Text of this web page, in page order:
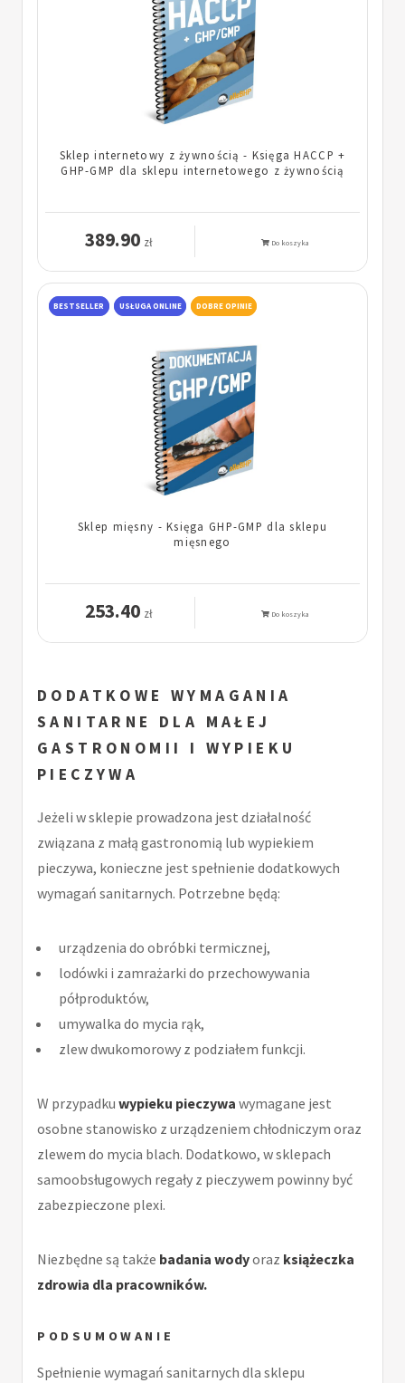
Sklep internetowy z żywnością - Księga HACCP +
GHP-GMP dla sklepu internetowego z żywnością
389.90 zł Do koszyka
BESTSELLER USŁUGA ONLINE DOBRE OPINIE
Sklep mięsny - Księga GHP-GMP dla sklepu
mięsnego
253.40 zł Do koszyka
DODATKOWE WYMAGANIA
SANITARNE DLA MAŁEJ
GASTRONOMII I WYPIEKU
PIECZYWA
Jeżeli w sklepie prowadzona jest działalność
związana z małą gastronomią lub wypiekiem
pieczywa, konieczne jest spełnienie dodatkowych
wymagań sanitarnych. Potrzebne będą:
urządzenia do obróbki termicznej,
lodówki i zamrażarki do przechowywania
półproduktów,
umywalka do mycia rąk,
zlew dwukomorowy z podziałem funkcji.
W przypadku wypieku pieczywa wymagane jest
osobne stanowisko z urządzeniem chłodniczym oraz
zlewem do mycia blach. Dodatkowo, w sklepach
samoobsługowych regały z pieczywem powinny być
zabezpieczone plexi.
Niezbędne są także badania wodyoraz książeczka
zdrowia dla pracowników.
PODSUMOWANIE
Spełnienie wymagań sanitarnych dla sklepu